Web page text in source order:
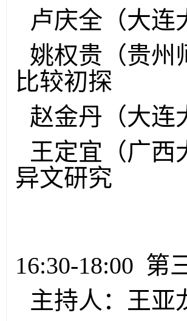
卢庆全（大连
姚权贵（贵州
比较初探
赵金丹（大连
王定宜（广西
异文研究
16:30-18:00 第
主持人：王亚